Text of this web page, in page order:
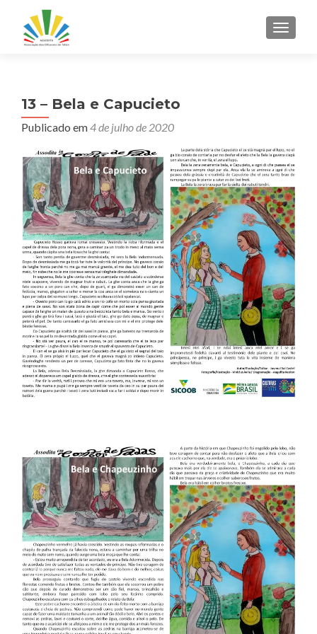
13 – Bela e Capucieto
Publicado em4 de julho de 2020